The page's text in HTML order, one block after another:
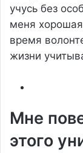
учусь без
меня
время
жизни
Мне
этого